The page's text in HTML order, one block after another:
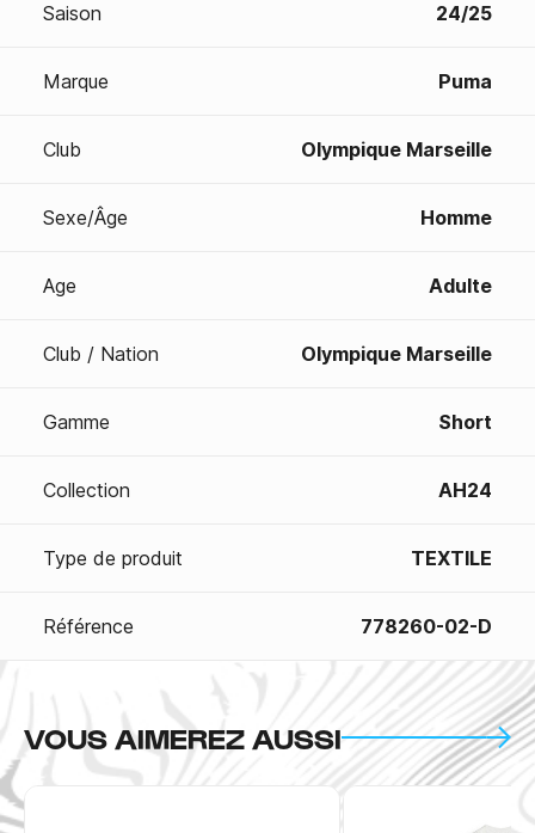
Saison 24/25
Marque Puma
Club Olympique Marseille
Sexe/Âge Homme
Age Adulte
Club / Nation Olympique Marseille
Gamme Short
Collection AH24
Type de produit TEXTILE
Référence 778260-02-D
VOUS AIMEREZ AUSSI